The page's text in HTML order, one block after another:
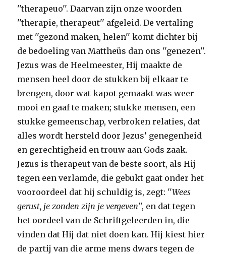
''therapeuo''. Daarvan zijn onze woorden
''therapie, therapeut'' afgeleid. De vertaling
met ''gezond maken, helen'' komt dichter bij
de bedoeling van Mattheüs dan ons ''genezen''.
Jezus was de Heelmeester, Hij maakte de
mensen heel door de stukken bij elkaar te
brengen, door wat kapot gemaakt was weer
mooi en gaaf te maken; stukke mensen, een
stukke gemeenschap, verbroken relaties, dat
alles wordt hersteld door Jezus’ genegenheid
en gerechtigheid en trouw aan Gods zaak.
Jezus is therapeut van de beste soort, als Hij
tegen een verlamde, die gebukt gaat onder het
vooroordeel dat hij schuldig is, zegt: ''Wees
gerust, je zonden zijn je vergeven'', en dat tegen
het oordeel van de Schriftgeleerden in, die
vinden dat Hij dat niet doen kan. Hij kiest hier
de partij van die arme mens dwars tegen de